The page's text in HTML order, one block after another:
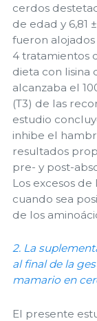
cerdos
de edad y 6,81
fueron
4 tratamientos
dieta con lisina
alcanzaba el
(T3) de las
estudio
inhibe el
resultados
pre- y post-
Los excesos
cuando sea
de los
2. La
al final de la
mamario en
El presente